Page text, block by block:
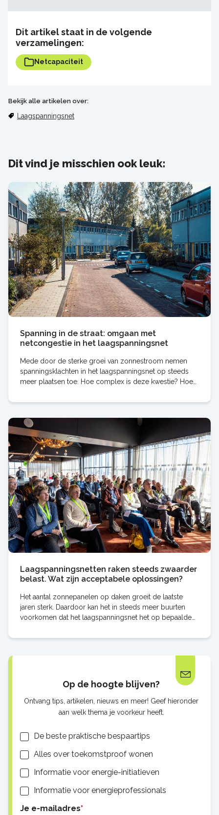
Dit artikel staat in de volgende
verzamelingen:
Netcapaciteit
Bekijk alle artikelen over:
Laagspanningsnet
Dit vind je misschien ook leuk:
Spanning in de straat: omgaan met
netcongestie in het laagspanningsnet
Mede door de sterke groei van zonnestroom nemen
spanningsklachten in het laagspanningsnet op steeds
meer plaatsen toe. Hoe complex is deze kwestie? Hoe
Laagspanningsnetten raken steeds zwaarder
belast. Wat zijn acceptabele oplossingen?
Het aantal zonnepanelen op daken groeit de laatste
jaren sterk. Daardoor kan het in steeds meer buurten
voorkomen dat het laagspanningsnet het op bepaalde
Op de hoogte blijven?
Ontvang tips, artikelen, nieuws en meer! Geef hieronder
aan welk thema je voorkeur heeft.
LijstenDe beste praktische bespaartips
Alles over toekomstproof wonen
Informatie voor energie-initiatieven
Informatie voor energieprofessionals
Je e-mailadres